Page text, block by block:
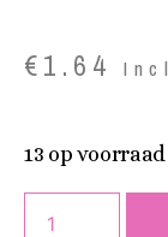
€1.64
13 op voorraad